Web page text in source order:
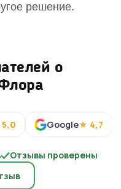
решение.
о
Google★ 4,7
Отзывы проверены